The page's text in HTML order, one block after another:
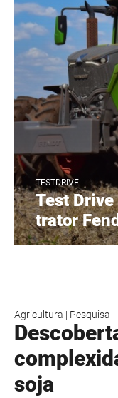
TESTDRIVE
Test
trator
Agricultura | Pesquisa
soja